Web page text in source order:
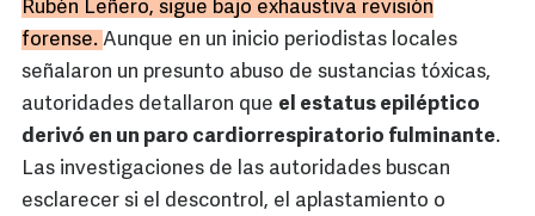
Rubén Leñero, sigue bajo exhaustiva revisión
forense. Aunque en un inicio periodistas locales
señalaron un presunto abuso de sustancias tóxicas,
autoridades detallaron que el estatus epiléptico
derivó en un paro cardiorrespiratorio fulminante.
Las investigaciones de las autoridades buscan
esclarecer si el descontrol, el aplastamiento o